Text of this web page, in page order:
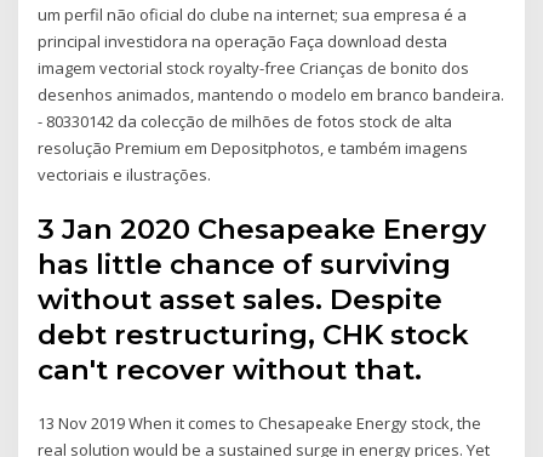
um perfil não oficial do clube na internet; sua empresa é a
principal investidora na operação Faça download desta
imagem vectorial stock royalty-free Crianças de bonito dos
desenhos animados, mantendo o modelo em branco bandeira.
- 80330142 da colecção de milhões de fotos stock de alta
resolução Premium em Depositphotos, e também imagens
vectoriais e ilustrações.
3 Jan 2020 Chesapeake Energy
has little chance of surviving
without asset sales. Despite
debt restructuring, CHK stock
can't recover without that.
13 Nov 2019 When it comes to Chesapeake Energy stock, the
real solution would be a sustained surge in energy prices. Yet